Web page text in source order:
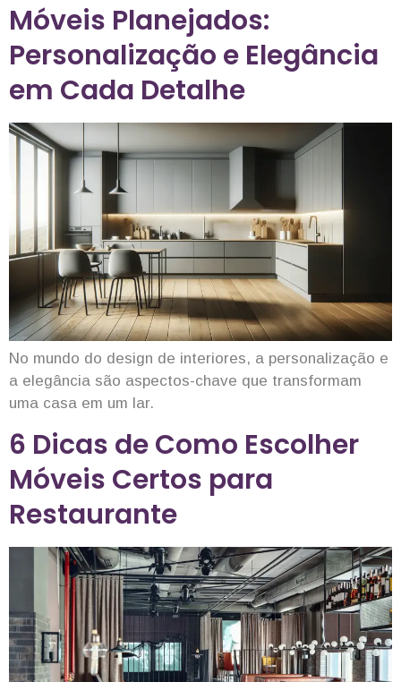
Móveis Planejados:
Personalização e Elegância
em Cada Detalhe
No mundo do design de interiores, a personalização e
a elegância são aspectos-chave que transformam
uma casa em um lar.
6 Dicas de Como Escolher
Móveis Certos para
Restaurante